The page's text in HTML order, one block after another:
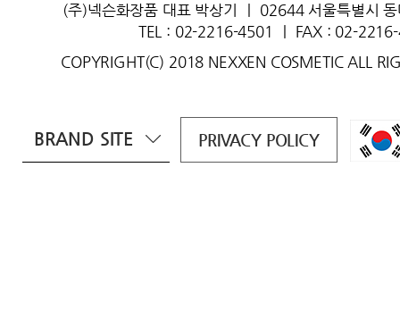
(주)넥슨화장품 대표 박상기
02644 서울특별시
TEL : 02-2216-4501
FAX : 02-
COPYRIGHT(C) 2018 NEXXEN COSMETIC ALL
BRAND SITE PRIVACY POLICY